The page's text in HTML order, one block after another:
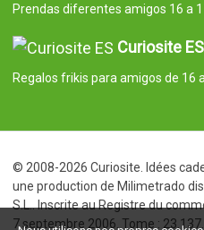
Prendas diferentes amigos 16 a
Curiosite ES
Regalos frikis para amigos de 16
© 2008-2026 Curiosite. Idées
une production de Milimetrado
S.L.. Inscrite au Registre du
7 septembre 2006. Tome :